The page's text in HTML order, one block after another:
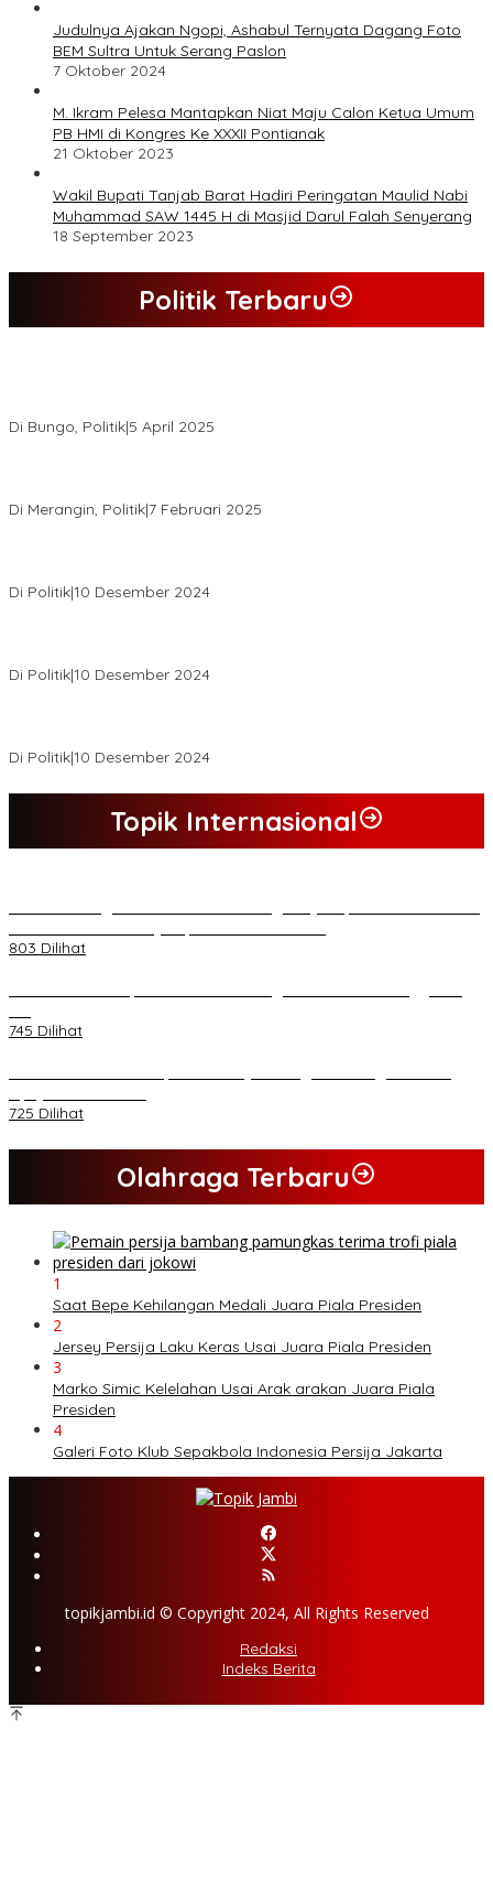
Judulnya Ajakan Ngopi, Ashabul Ternyata Dagang Foto
BEM Sultra Untuk Serang Paslon
7 Oktober 2024
M. Ikram Pelesa Mantapkan Niat Maju Calon Ketua Umum
PB HMI di Kongres Ke XXXII Pontianak
21 Oktober 2023
Wakil Bupati Tanjab Barat Hadiri Peringatan Maulid Nabi
Muhammad SAW 1445 H di Masjid Darul Falah Senyerang
18 September 2023
Politik Terbaru
Di Bungo, Politik|5 April 2025
Di Merangin, Politik|7 Februari 2025
Di Politik|10 Desember 2024
Di Politik|10 Desember 2024
Di Politik|10 Desember 2024
Topik Internasional
803 Dilihat
745 Dilihat
725 Dilihat
Olahraga Terbaru
1
Saat Bepe Kehilangan Medali Juara Piala Presiden
2
Jersey Persija Laku Keras Usai Juara Piala Presiden
3
Marko Simic Kelelahan Usai Arak arakan Juara Piala
Presiden
4
Galeri Foto Klub Sepakbola Indonesia Persija Jakarta
topikjambi.id © Copyright 2024, All Rights Reserved
Redaksi
Indeks Berita